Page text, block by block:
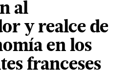
al
y realce de
en los
franceses